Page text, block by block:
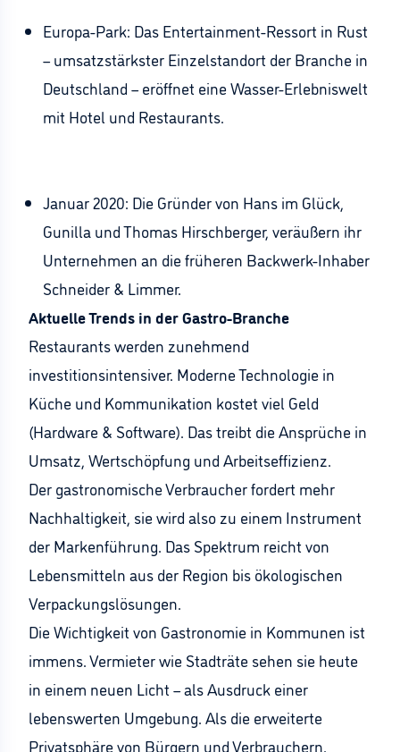
Europa-Park: Das Entertainment-Ressort in Rust
– umsatzstärkster Einzelstandort der Branche in
Deutschland – eröffnet eine Wasser-Erlebniswelt
mit Hotel und Restaurants.
Januar 2020: Die Gründer von Hans im Glück,
Gunilla und Thomas Hirschberger, veräußern ihr
Unternehmen an die früheren Backwerk-Inhaber
Schneider & Limmer.
Aktuelle Trends in der Gastro-Branche
Restaurants werden zunehmend
investitionsintensiver. Moderne Technologie in
Küche und Kommunikation kostet viel Geld
(Hardware & Software). Das treibt die Ansprüche in
Umsatz, Wertschöpfung und Arbeitseffizienz.
Der gastronomische Verbraucher fordert mehr
Nachhaltigkeit, sie wird also zu einem Instrument
der Markenführung. Das Spektrum reicht von
Lebensmitteln aus der Region bis ökologischen
Verpackungslösungen.
Die Wichtigkeit von Gastronomie in Kommunen ist
immens. Vermieter wie Stadträte sehen sie heute
in einem neuen Licht – als Ausdruck einer
lebenswerten Umgebung. Als die erweiterte
Privatsphäre von Bürgern und Verbrauchern.